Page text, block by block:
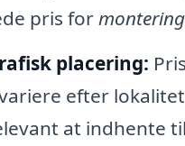
pris for
placering:
efter
at indhente